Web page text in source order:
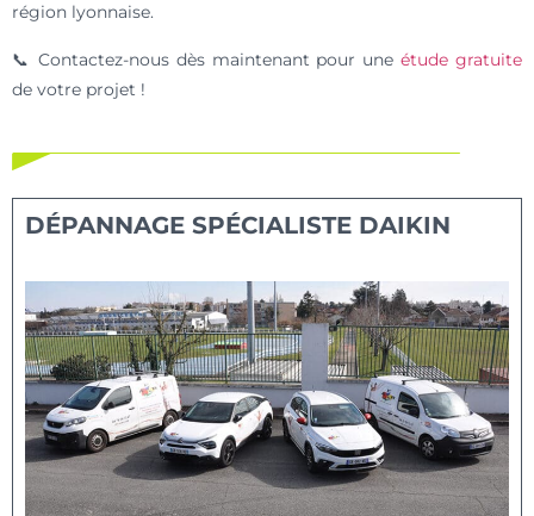
région lyonnaise.
📞 Contactez-nous dès maintenant pour uneétude gratuite
de votre projet !
DÉPANNAGE SPÉCIALISTE DAIKIN